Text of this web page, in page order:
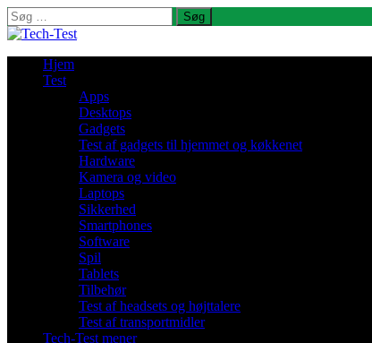
Søg
efter:
Hjem
Test
Apps
Desktops
Gadgets
Test af gadgets til hjemmet og køkkenet
Hardware
Kamera og video
Laptops
Sikkerhed
Smartphones
Software
Spil
Tablets
Tilbehør
Test af headsets og højttalere
Test af transportmidler
Tech-Test mener